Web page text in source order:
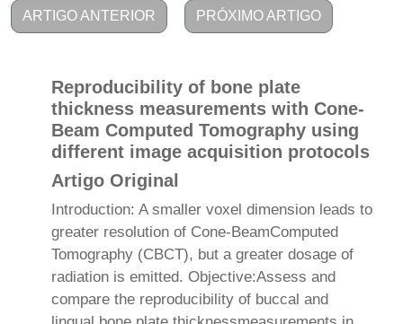
ARTIGO ANTERIOR PRÓXIMO ARTIGO
Reproducibility of bone plate
thickness measurements with Cone-
Beam Computed Tomography using
different image acquisition protocols
Artigo Original
Introduction: A smaller voxel dimension leads to
greater resolution of Cone-BeamComputed
Tomography (CBCT), but a greater dosage of
radiation is emitted. Objective:Assess and
compare the reproducibility of buccal and